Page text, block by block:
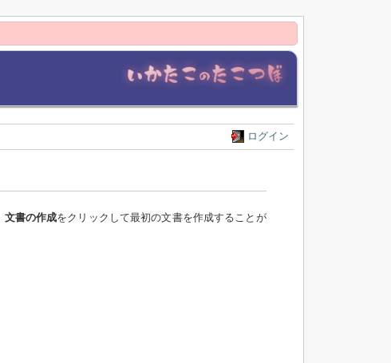
ログイン
文書の作成をクリックして最初の文書を作成することが